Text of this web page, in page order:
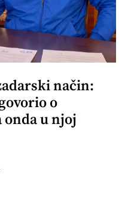
način:
o
u njoj